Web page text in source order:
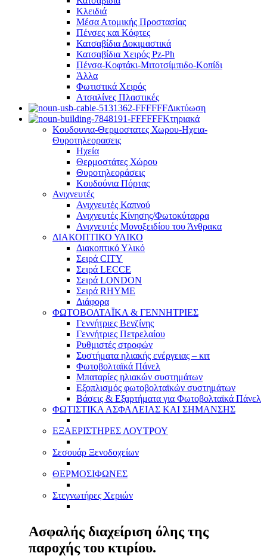
Κλειδιά
Μέσα Ατομικής Προστασίας
Πένσες και Κόφτες
Κατσαβίδια Δοκιμαστικά
Κατσαβίδια Χειρός Pz-Ph
Πένσα-Κοφτάκι-Μιτοτσίμπιδο-Κοπίδι
Άλλα
Φωτιστικά Χειρός
Ατσαλίνες Πλαστικές
Δικτύωση
Κτηριακά
Κουδουνια-Θερμοστατες Χωρου-Ηχεια-
Θυροτηλεορασεις
Ηχεία
Θερμοστάτες Χώρου
Θυροτηλεοράσεις
Κουδούνια Πόρτας
Ανιχνευτές
Ανιχνευτές Καπνού
Ανιχνευτές Κίνησης/Φωτοκύταρρα
Ανιχνευτές Μονοξειδίου του Άνθρακα
ΔΙΑΚΟΠΤΙΚΟ ΥΛΙΚΟ
Διακοπτικό Υλικό
Σειρά CITY
Σειρά LECCE
Σειρά LONDON
Σειρά RHYME
Διάφορα
ΦΩΤΟΒΟΛΤΑΪΚΑ & ΓΕΝΝΗΤΡΙΕΣ
Γεννήτριες Βενζίνης
Γεννήτριες Πετρελαίου
Ρυθμιστές στροφών
Συστήματα ηλιακής ενέργειας – κιτ
Φωτοβολταϊκά Πάνελ
Μπαταρίες ηλιακών συστημάτων
Εξοπλισμός φωτοβολταϊκών συστημάτων
Βάσεις & Εξαρτήματα για Φωτοβολταϊκά Πάνελ
ΦΩΤΙΣΤΙΚΑ ΑΣΦΑΛΕΙΑΣ ΚΑΙ ΣΗΜΑΝΣΗΣ
ΕΞΑΕΡΙΣΤΗΡΕΣ ΛΟΥΤΡΟΥ
Σεσουάρ Ξενοδοχείων
ΘΕΡΜΟΣΙΦΩΝΕΣ
Στεγνωτήρες Χεριών
Ασφαλής διαχείριση όλης της
παροχής του κτιρίου.